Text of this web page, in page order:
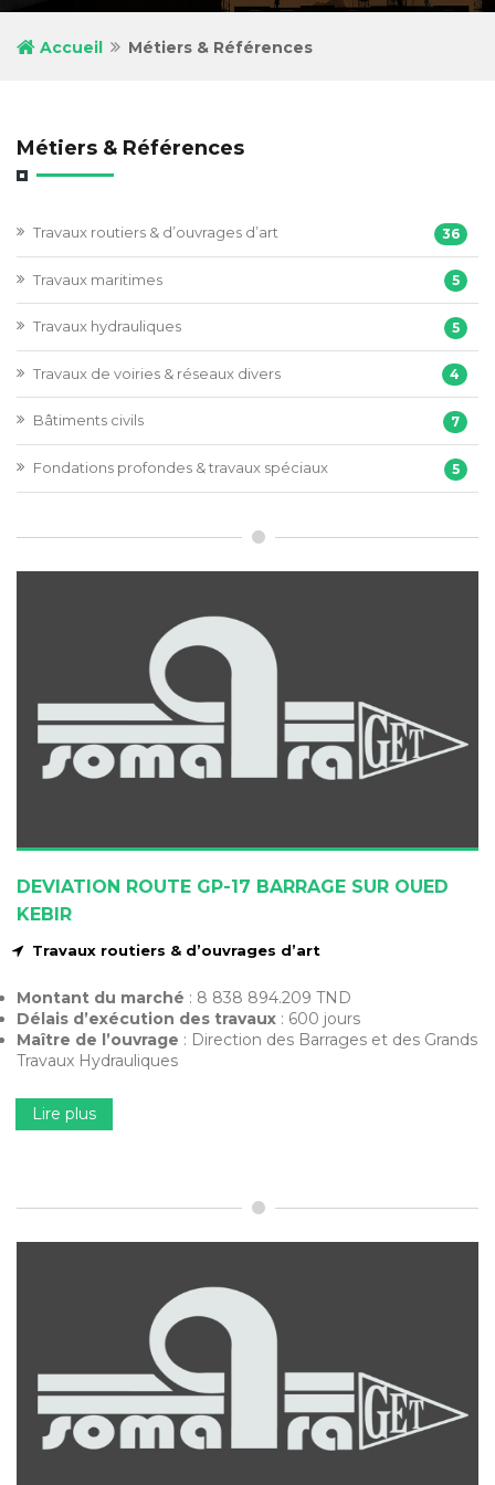
Accueil Métiers & Références
Métiers & Références
Travaux routiers & d’ouvrages d’art 36
Travaux maritimes 5
Travaux hydrauliques 5
Travaux de voiries & réseaux divers 4
Bâtiments civils 7
Fondations profondes & travaux spéciaux 5
DEVIATION ROUTE GP-17 BARRAGE SUR OUED
KEBIR
Travaux routiers & d’ouvrages d’art
Montant du marché : 8 838 894.209 TND
Délais d’exécution des travaux : 600 jours
Maître de l’ouvrage : Direction des Barrages et des Grands
Travaux Hydrauliques
Lire plus